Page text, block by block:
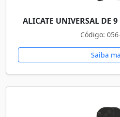
ALICATE UNIVERSAL DE
Código:
Saiba